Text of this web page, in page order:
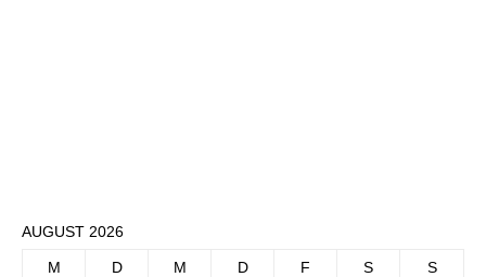
AUGUST 2026
M D M D F S S